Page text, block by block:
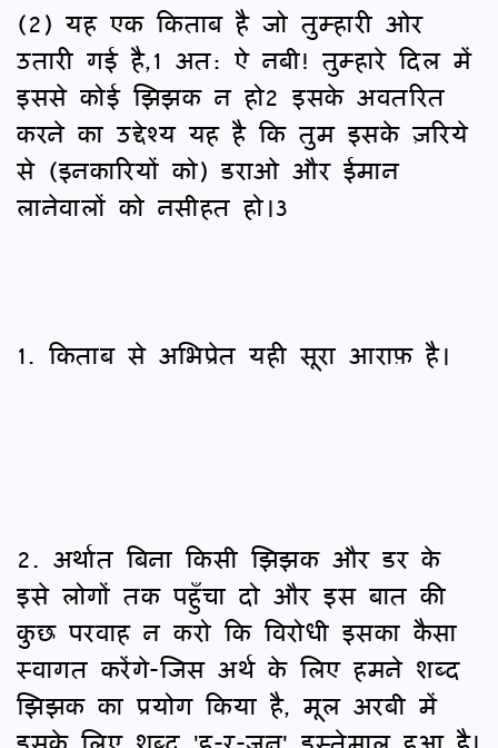
(2) यह एक किताब है जो तुम्हारी ओर
उतारी गई है,1 अत: ऐ नबी! तुम्हारे दिल में
इससे कोई झिझक न हो2 इसके अवतरित
करने का उद्देश्य यह है कि तुम इसके ज़रिये
से (इनकारियों को) डराओ और ईमान
लानेवालों को नसीहत हो।3
1. किताब से अभिप्रेत यही सूरा आराफ़ है।
2. अर्थात बिना किसी झिझक और डर के
इसे लोगों तक पहुँचा दो और इस बात की
कुछ परवाह न करो कि विरोधी इसका कैसा
स्वागत करेंगे-जिस अर्थ के लिए हमने शब्द
झिझक का प्रयोग किया है, मूल अरबी में